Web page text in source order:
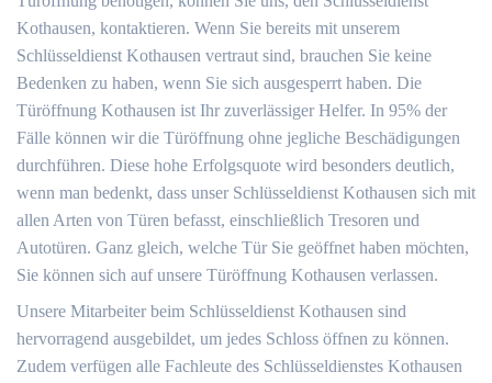
Kothausen, kontaktieren. Wenn Sie bereits mit unserem
Schlüsseldienst Kothausen vertraut sind, brauchen Sie keine
Bedenken zu haben, wenn Sie sich ausgesperrt haben. Die
Türöffnung Kothausen ist Ihr zuverlässiger Helfer. In 95% der
Fälle können wir die Türöffnung ohne jegliche Beschädigungen
durchführen. Diese hohe Erfolgsquote wird besonders deutlich,
wenn man bedenkt, dass unser Schlüsseldienst Kothausen sich mit
allen Arten von Türen befasst, einschließlich Tresoren und
Autotüren. Ganz gleich, welche Tür Sie geöffnet haben möchten,
Sie können sich auf unsere Türöffnung Kothausen verlassen.
Unsere Mitarbeiter beim Schlüsseldienst Kothausen sind
hervorragend ausgebildet, um jedes Schloss öffnen zu können.
Zudem verfügen alle Fachleute des Schlüsseldienstes Kothausen